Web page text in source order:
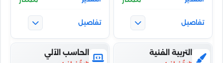
التربية الفنية الحاسب الآلي